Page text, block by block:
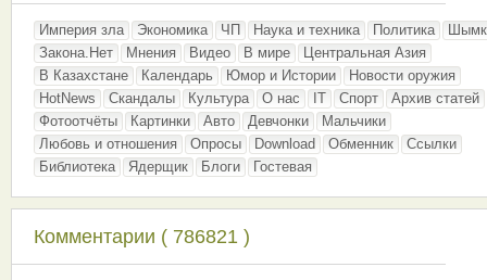
Империя зла Экономика ЧП Наука и техника Политика
Закона.Нет
Мнения Видео В мире
Центральная Азия
В Казахстане
Календарь Юмор и Истории
Новости оружия
HotNews
Скандалы Культура О нас IT Спорт
Архив статей
Фотоотчёты
Картинки Авто Девчонки
Мальчики
Любовь и отношения
Опросы Download Обменник
Ссылки
Библиотека
Ядерщик Блоги Гостевая
Комментарии ( 786821 )